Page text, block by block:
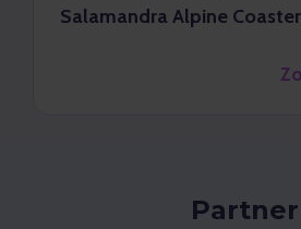
Salamandra Alpine Coaster
Partner